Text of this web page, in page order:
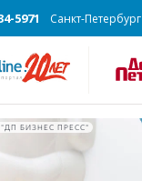
5971 Санкт-Петербург
БИЗНЕС ПРЕСС"